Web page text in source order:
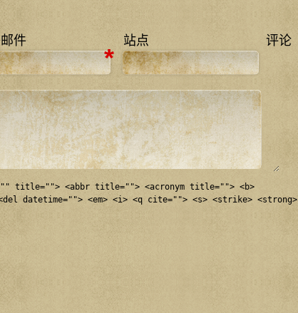
件
*
站点 评论
title=""> <abbr title=""> <acronym title=""> <b>
datetime=""> <em> <i> <q cite=""> <s> <strike> <strong>